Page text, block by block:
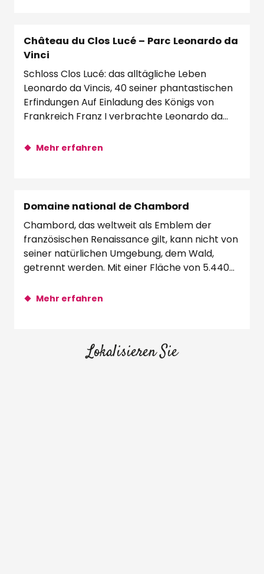
Château du Clos Lucé – Parc Leonardo da
Vinci
Schloss Clos Lucé: das alltägliche Leben
Leonardo da Vincis, 40 seiner phantastischen
Erfindungen Auf Einladung des Königs von
Frankreich Franz I verbrachte Leonardo da
Mehr erfahren
Domaine national de Chambord
Chambord, das weltweit als Emblem der
französischen Renaissance gilt, kann nicht von
seiner natürlichen Umgebung, dem Wald,
getrennt werden. Mit einer Fläche von 5.440
Mehr erfahren
Lokalisieren Sie